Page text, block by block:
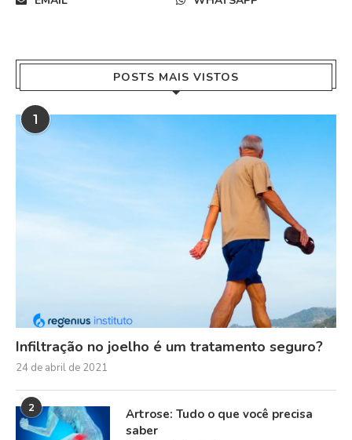
POSTS MAIS VISTOS
1
Infiltração no joelho é um tratamento seguro?
24 de abril de 2021
2
Artrose: Tudo o que você precisa
saber